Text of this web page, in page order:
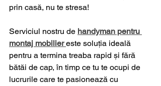
prin casă, nu te stresa!
Serviciul nostru de handyman pentru
montaj mobilier este soluția ideală
pentru a termina treaba rapid și fără
bătăi de cap, în timp ce tu te ocupi de
lucrurile care te pasionează cu